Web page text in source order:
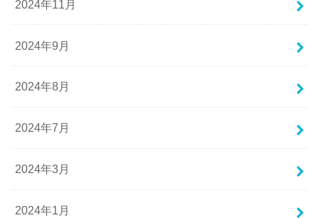
2024年11月
2024年9月
2024年8月
2024年7月
2024年3月
2024年1月